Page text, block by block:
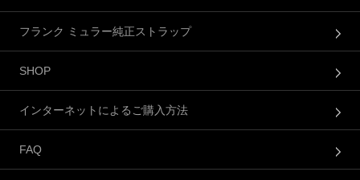
フランク ミュラー純正ストラップ
SHOP
インターネットによるご購入方法
FAQ